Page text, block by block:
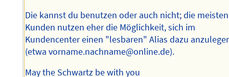
Die kannst du benutzen oder auch nicht; die meisten
Kunden nutzen eher die Möglichkeit, sich im
Kundencenter einen "lesbaren" Alias dazu
(etwa vorname.nachname@online.de).
May the Schwartz be with you